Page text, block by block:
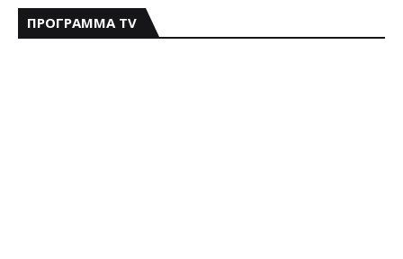
ΠΡΟΓΡΑΜΜΑ TV